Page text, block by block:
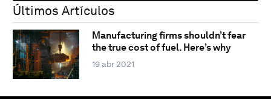
Últimos Artículos
Manufacturing firms shouldn’t fear
the true cost of fuel. Here’s why
19 abr 2021